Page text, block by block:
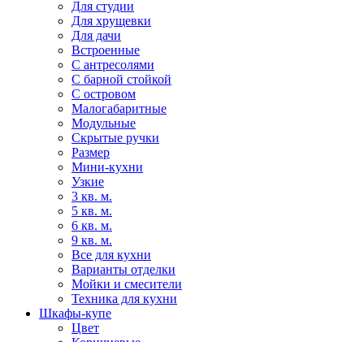
Для студии
Для хрущевки
Для дачи
Встроенные
С антресолями
С барной стойкой
С островом
Малогабаритные
Модульные
Скрытые ручки
Размер
Мини-кухни
Узкие
3 кв. м.
5 кв. м.
6 кв. м.
9 кв. м.
Все для кухни
Варианты отделки
Мойки и смесители
Техника для кухни
Шкафы-купе
Цвет